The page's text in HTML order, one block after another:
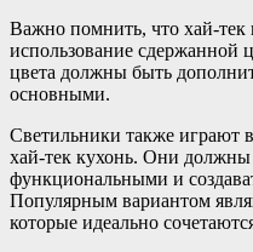
Важно помнить, что хай-тек
использование сдержанной
цвета должны быть
основными.
Светильники также играют
хай-тек кухонь. Они
функциональными и
Популярным вариантом
которые идеально